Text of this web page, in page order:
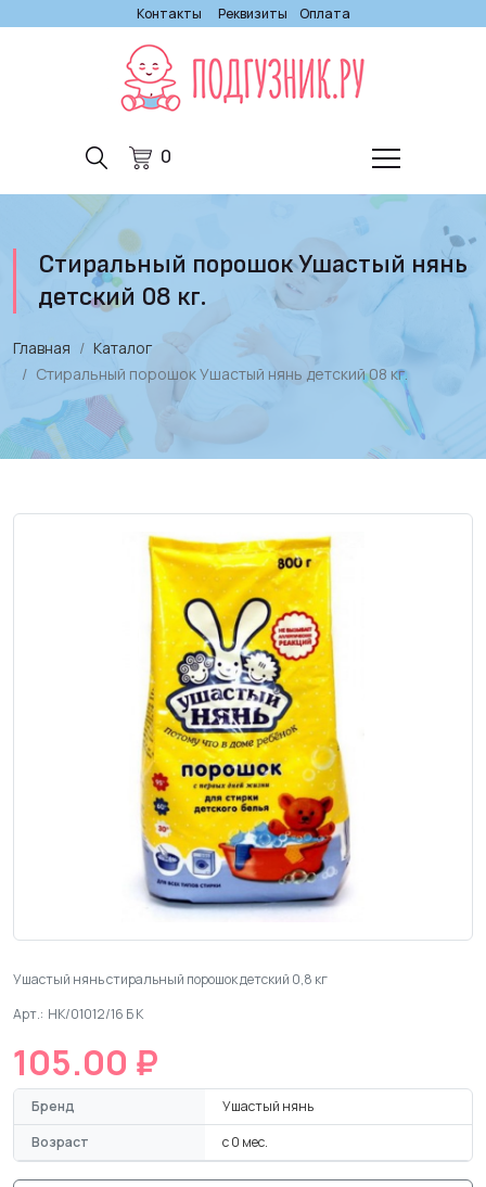
Контакты Реквизиты Оплата
0
Стиральный порошок Ушастый нянь
детский 08 кг.
Главная
Каталог
Стиральный порошок Ушастый нянь детский 08 кг.
Ушастый нянь стиральный порошок детский 0,8 кг
Арт.: НК/01012/16 Б К
105.00 ₽
Бренд
Ушастый нянь
Возраст
с 0 мес.